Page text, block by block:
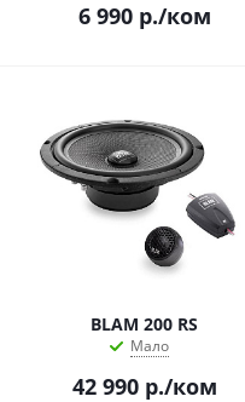
6 990р./ком
BLAM 200 RS
Мало
42 990р./ком